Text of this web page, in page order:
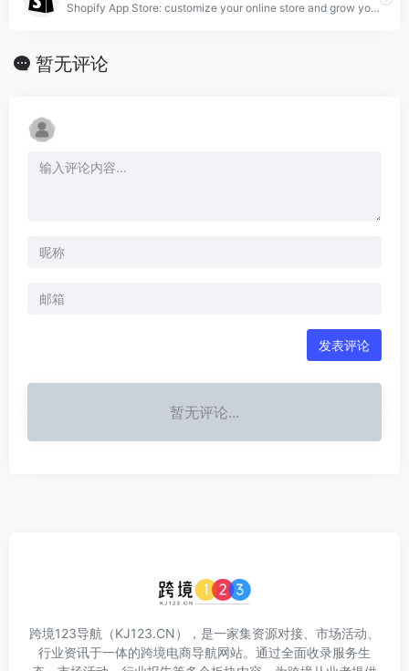
Shopify App Store: customize your online store and grow your business with Shopify-approved apps for marketing, store design, fulfillment, and more.
暂无评论
发表评论
暂无评论...
跨境123导航（KJ123.CN），是一家集资源对接、市场活动、
行业资讯于一体的跨境电商导航网站。通过全面收录服务生